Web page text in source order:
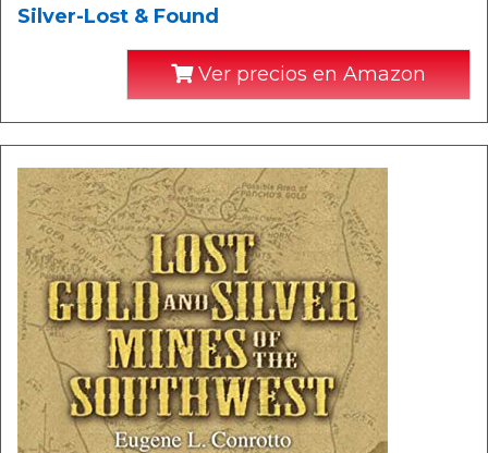
Silver-Lost & Found
Ver precios en Amazon